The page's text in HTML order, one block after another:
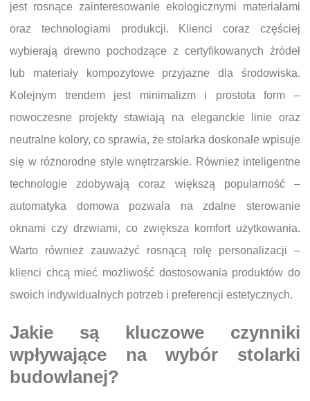
jest rosnące zainteresowanie ekologicznymi materiałami
oraz technologiami produkcji. Klienci coraz częściej
wybierają drewno pochodzące z certyfikowanych źródeł
lub materiały kompozytowe przyjazne dla środowiska.
Kolejnym trendem jest minimalizm i prostota form –
nowoczesne projekty stawiają na eleganckie linie oraz
neutralne kolory, co sprawia, że stolarka doskonale wpisuje
się w różnorodne style wnętrzarskie. Również inteligentne
technologie zdobywają coraz większą popularność –
automatyka domowa pozwala na zdalne sterowanie
oknami czy drzwiami, co zwiększa komfort użytkowania.
Warto również zauważyć rosnącą rolę personalizacji –
klienci chcą mieć możliwość dostosowania produktów do
swoich indywidualnych potrzeb i preferencji estetycznych.
Jakie są kluczowe czynniki
wpływające na wybór stolarki
budowlanej?